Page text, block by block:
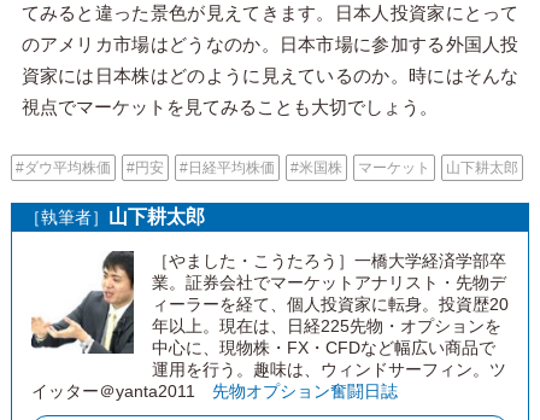
てみると違った景色が見えてきます。日本人投資家にとって
のアメリカ市場はどうなのか。日本市場に参加する外国人投
資家には日本株はどのように見えているのか。時にはそんな
視点でマーケットを見てみることも大切でしょう。
#ダウ平均株価 #円安 #日経平均株価 #米国株 マーケット 山下耕太郎
［執筆者］ 山下耕太郎
［やました・こうたろう］一橋大学経済学部卒
業。証券会社でマーケットアナリスト・先物デ
ィーラーを経て、個人投資家に転身。投資歴20
年以上。現在は、日経225先物・オプションを
中心に、現物株・FX・CFDなど幅広い商品で
運用を行う。趣味は、ウィンドサーフィン。ツ
イッター＠yanta2011 先物オプション奮闘日誌